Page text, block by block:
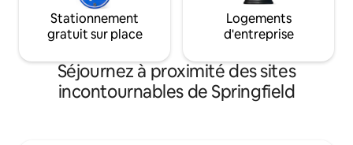
Stationnement
gratuit sur place
Logements
d'entreprise
Séjournez à proximité des sites
incontournables de Springfield